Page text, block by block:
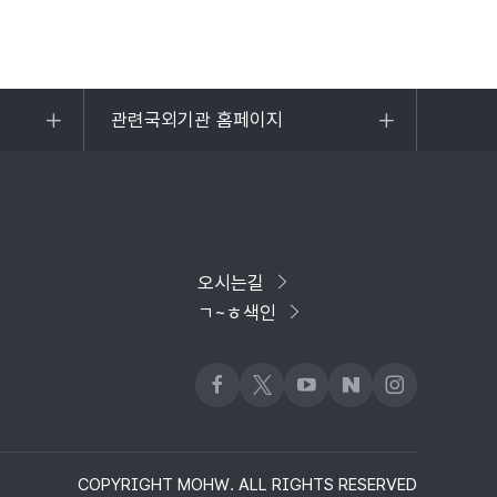
관련국외기관 홈페이지
목록
오시는길
ㄱ~ㅎ색인
페이스북
x 유튜브네이버블로그
인스타그램
COPYRIGHT MOHW. ALL RIGHTS RESERVED